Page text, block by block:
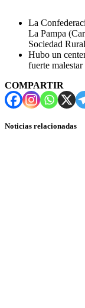
La
La Pampa
Sociedad
Hubo un
fuerte
COMPARTIR
Noticias relacionadas